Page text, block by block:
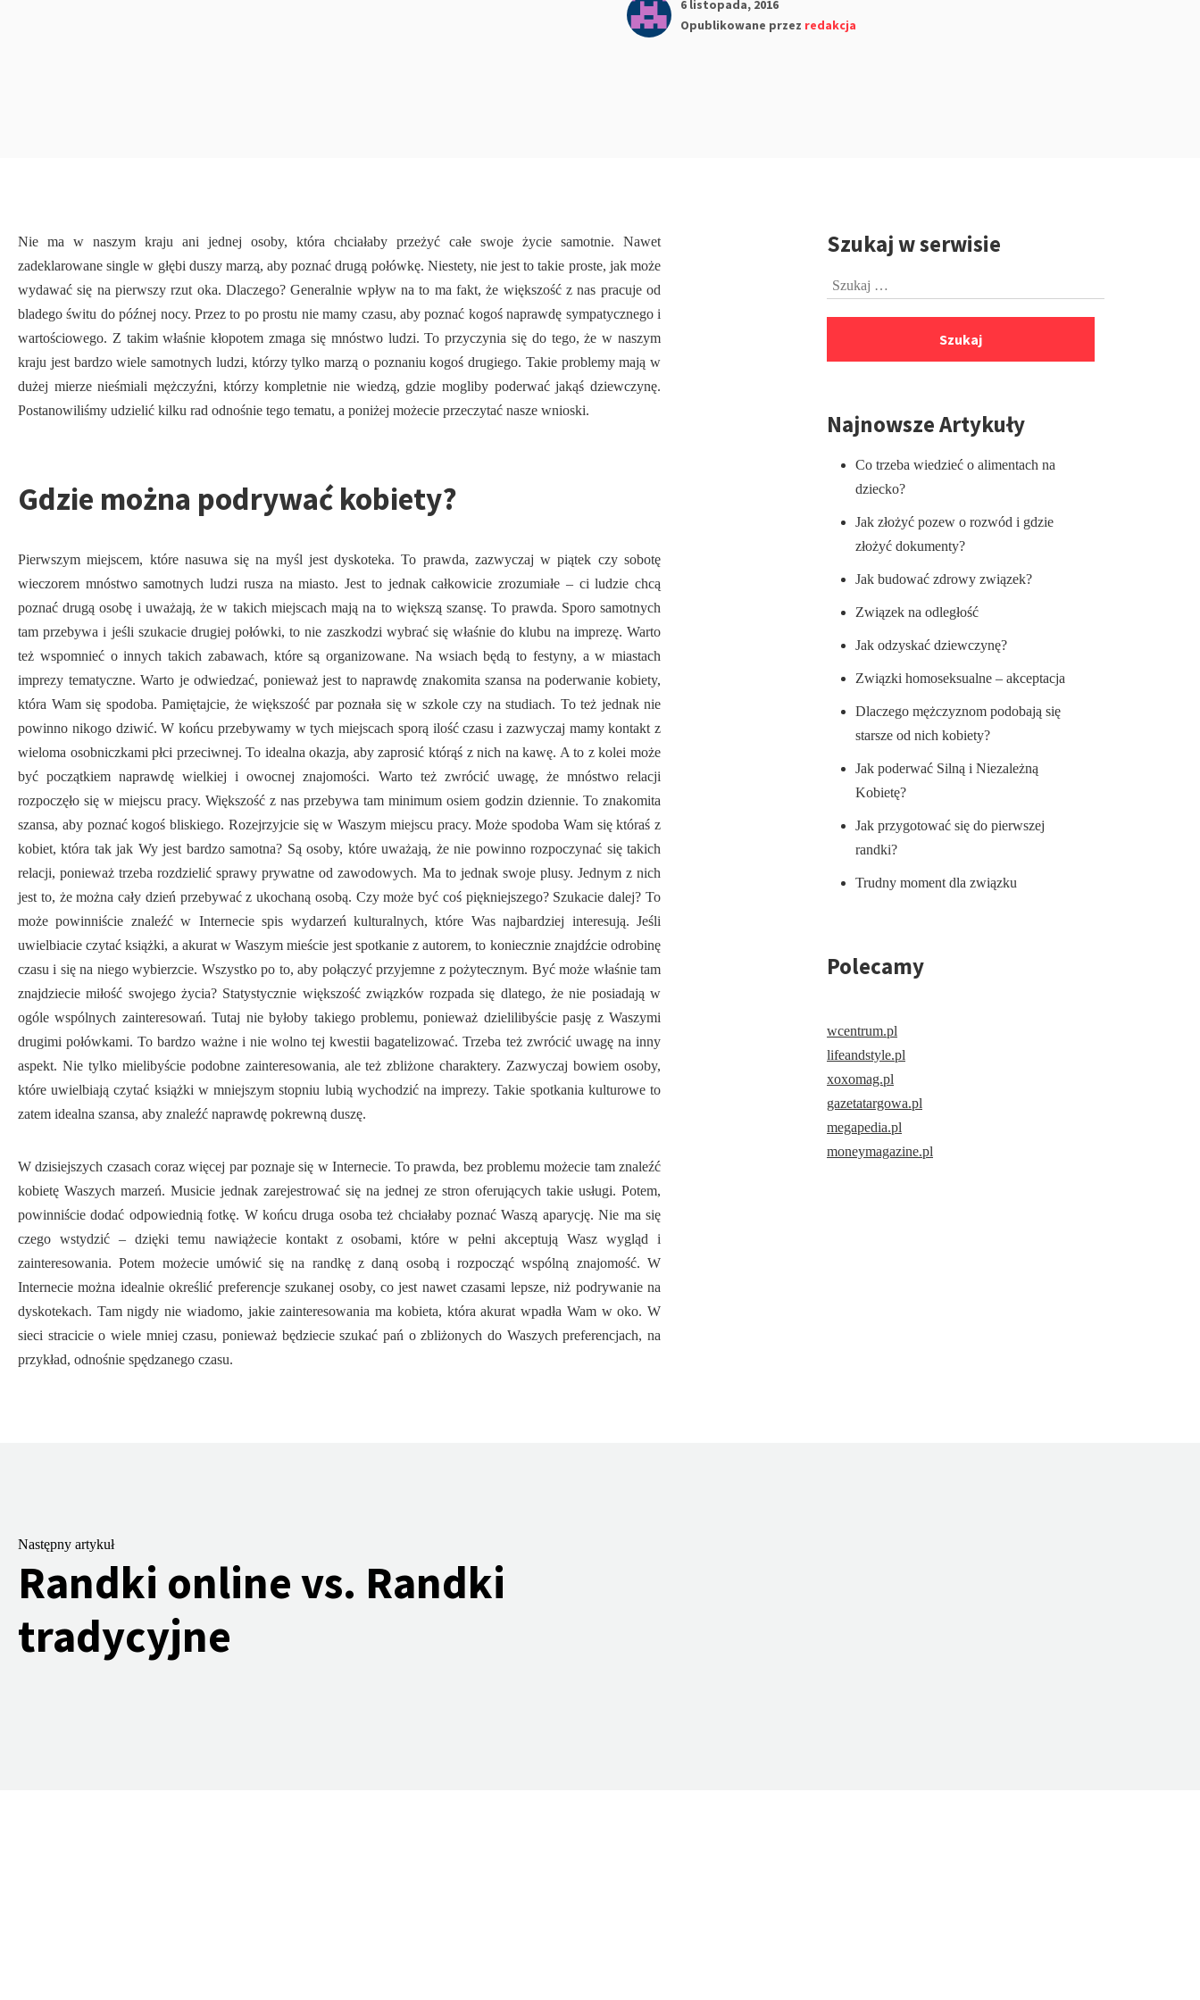
6 listopada, 2016
Opublikowane przez redakcja
Nie ma w naszym kraju ani jednej osoby, która chciałaby przeżyć całe swoje życie samotnie. Nawet
zadeklarowane single w głębi duszy marzą, aby poznać drugą połówkę. Niestety, nie jest to takie proste, jak może
wydawać się na pierwszy rzut oka. Dlaczego? Generalnie wpływ na to ma fakt, że większość z nas pracuje od
bladego świtu do późnej nocy. Przez to po prostu nie mamy czasu, aby poznać kogoś naprawdę sympatycznego i
wartościowego. Z takim właśnie kłopotem zmaga się mnóstwo ludzi. To przyczynia się do tego, że w naszym
kraju jest bardzo wiele samotnych ludzi, którzy tylko marzą o poznaniu kogoś drugiego. Takie problemy mają w
dużej mierze nieśmiali mężczyźni, którzy kompletnie nie wiedzą, gdzie mogliby poderwać jakąś dziewczynę.
Postanowiliśmy udzielić kilku rad odnośnie tego tematu, a poniżej możecie przeczytać nasze wnioski.
Gdzie można podrywać kobiety?
Pierwszym miejscem, które nasuwa się na myśl jest dyskoteka. To prawda, zazwyczaj w piątek czy sobotę
wieczorem mnóstwo samotnych ludzi rusza na miasto. Jest to jednak całkowicie zrozumiałe – ci ludzie chcą
poznać drugą osobę i uważają, że w takich miejscach mają na to większą szansę. To prawda. Sporo samotnych
tam przebywa i jeśli szukacie drugiej połówki, to nie zaszkodzi wybrać się właśnie do klubu na imprezę. Warto
też wspomnieć o innych takich zabawach, które są organizowane. Na wsiach będą to festyny, a w miastach
imprezy tematyczne. Warto je odwiedzać, ponieważ jest to naprawdę znakomita szansa na poderwanie kobiety,
która Wam się spodoba. Pamiętajcie, że większość par poznała się w szkole czy na studiach. To też jednak nie
powinno nikogo dziwić. W końcu przebywamy w tych miejscach sporą ilość czasu i zazwyczaj mamy kontakt z
wieloma osobniczkami płci przeciwnej. To idealna okazja, aby zaprosić którąś z nich na kawę. A to z kolei może
być początkiem naprawdę wielkiej i owocnej znajomości. Warto też zwrócić uwagę, że mnóstwo relacji
rozpoczęło się w miejscu pracy. Większość z nas przebywa tam minimum osiem godzin dziennie. To znakomita
szansa, aby poznać kogoś bliskiego. Rozejrzyjcie się w Waszym miejscu pracy. Może spodoba Wam się któraś z
kobiet, która tak jak Wy jest bardzo samotna? Są osoby, które uważają, że nie powinno rozpoczynać się takich
relacji, ponieważ trzeba rozdzielić sprawy prywatne od zawodowych. Ma to jednak swoje plusy. Jednym z nich
jest to, że można cały dzień przebywać z ukochaną osobą. Czy może być coś piękniejszego? Szukacie dalej? To
może powinniście znaleźć w Internecie spis wydarzeń kulturalnych, które Was najbardziej interesują. Jeśli
uwielbiacie czytać książki, a akurat w Waszym mieście jest spotkanie z autorem, to koniecznie znajdźcie odrobinę
czasu i się na niego wybierzcie. Wszystko po to, aby połączyć przyjemne z pożytecznym. Być może właśnie tam
znajdziecie miłość swojego życia? Statystycznie większość związków rozpada się dlatego, że nie posiadają w
ogóle wspólnych zainteresowań. Tutaj nie byłoby takiego problemu, ponieważ dzielilibyście pasję z Waszymi
drugimi połówkami. To bardzo ważne i nie wolno tej kwestii bagatelizować. Trzeba też zwrócić uwagę na inny
aspekt. Nie tylko mielibyście podobne zainteresowania, ale też zbliżone charaktery. Zazwyczaj bowiem osoby,
które uwielbiają czytać książki w mniejszym stopniu lubią wychodzić na imprezy. Takie spotkania kulturowe to
zatem idealna szansa, aby znaleźć naprawdę pokrewną duszę.
W dzisiejszych czasach coraz więcej par poznaje się w Internecie. To prawda, bez problemu możecie tam znaleźć
kobietę Waszych marzeń. Musicie jednak zarejestrować się na jednej ze stron oferujących takie usługi. Potem,
powinniście dodać odpowiednią fotkę. W końcu druga osoba też chciałaby poznać Waszą aparycję. Nie ma się
czego wstydzić – dzięki temu nawiążecie kontakt z osobami, które w pełni akceptują Wasz wygląd i
zainteresowania. Potem możecie umówić się na randkę z daną osobą i rozpocząć wspólną znajomość. W
Internecie można idealnie określić preferencje szukanej osoby, co jest nawet czasami lepsze, niż podrywanie na
dyskotekach. Tam nigdy nie wiadomo, jakie zainteresowania ma kobieta, która akurat wpadła Wam w oko. W
sieci stracicie o wiele mniej czasu, ponieważ będziecie szukać pań o zbliżonych do Waszych preferencjach, na
przykład, odnośnie spędzanego czasu.
PrzejdźSzukaj w serwisie
Szukaj:
Najnowsze Artykuły
Co trzeba wiedzieć o alimentach na
dziecko?
Jak złożyć pozew o rozwód i gdzie
złożyć dokumenty?
Jak budować zdrowy związek?
Związek na odległość
Jak odzyskać dziewczynę?
Związki homoseksualne – akceptacja
Dlaczego mężczyznom podobają się
starsze od nich kobiety?
Jak poderwać Silną i Niezależną
Kobietę?
Jak przygotować się do pierwszej
randki?
Trudny moment dla związku
Polecamy
wcentrum.pl
lifeandstyle.pl
xoxomag.pl
gazetatargowa.pl
megapedia.pl
moneymagazine.pl
Następny artykuł
Randki online vs. Randki
tradycyjne